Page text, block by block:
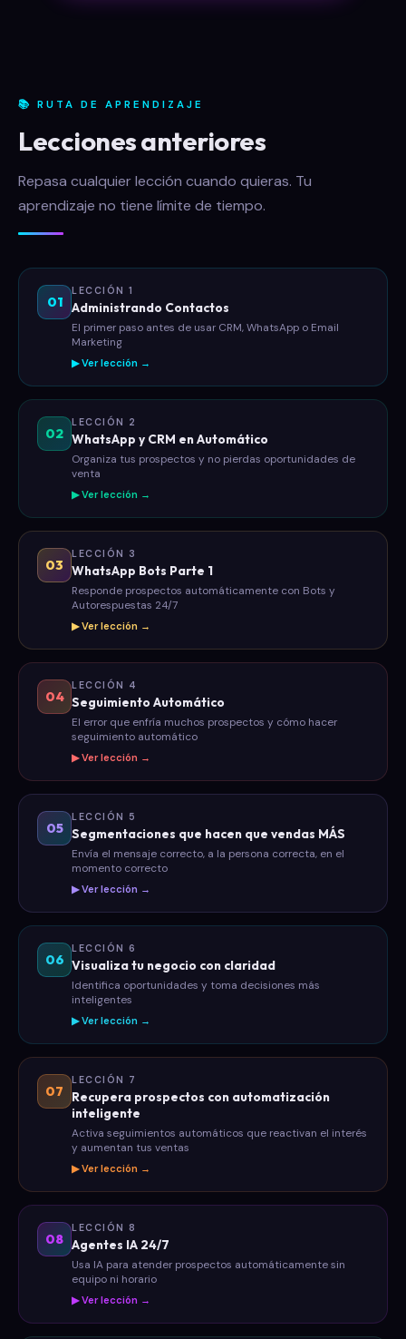
📚 RUTA DE APRENDIZAJE
Lecciones anteriores
Repasa cualquier lección cuando quieras. Tu
aprendizaje no tiene límite de tiempo.
01
LECCIÓN 1
Administrando Contactos
El primer paso antes de usar CRM, WhatsApp o Email
Marketing
▶ Ver lección →
02
LECCIÓN 2
WhatsApp y CRM en Automático
Organiza tus prospectos y no pierdas oportunidades de
venta
▶ Ver lección →
03
LECCIÓN 3
WhatsApp Bots Parte 1
Responde prospectos automáticamente con Bots y
Autorespuestas 24/7
▶ Ver lección →
04
LECCIÓN 4
Seguimiento Automático
El error que enfría muchos prospectos y cómo hacer
seguimiento automático
▶ Ver lección →
05
LECCIÓN 5
Segmentaciones que hacen que vendas MÁS
Envía el mensaje correcto, a la persona correcta, en el
momento correcto
▶ Ver lección →
06
LECCIÓN 6
Visualiza tu negocio con claridad
Identifica oportunidades y toma decisiones más
inteligentes
▶ Ver lección →
07
LECCIÓN 7
Recupera prospectos con automatización
inteligente
Activa seguimientos automáticos que reactivan el interés
y aumentan tus ventas
▶ Ver lección →
08
LECCIÓN 8
Agentes IA 24/7
Usa IA para atender prospectos automáticamente sin
equipo ni horario
▶ Ver lección →